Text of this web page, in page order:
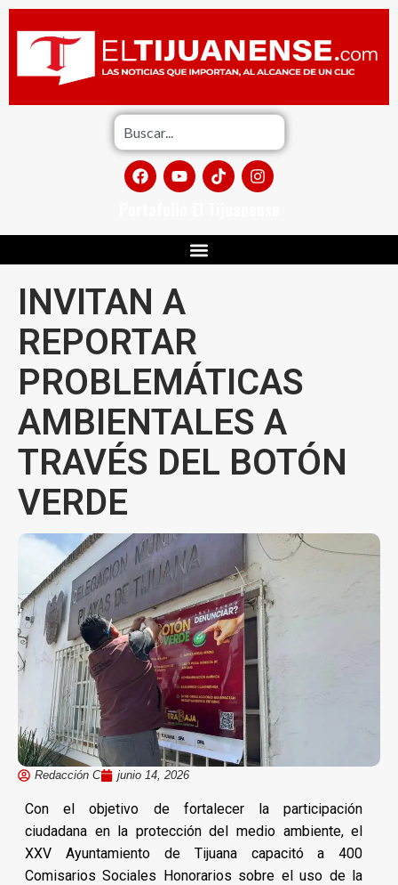
INVITAN A
REPORTAR
PROBLEMÁTICAS
AMBIENTALES A
TRAVÉS DEL BOTÓN
VERDE
Redacción C junio 14, 2026
Con el objetivo de fortalecer la participación
ciudadana en la protección del medio ambiente, el
XXV Ayuntamiento de Tijuana capacitó a 400
Comisarios Sociales Honorarios sobre el uso de la